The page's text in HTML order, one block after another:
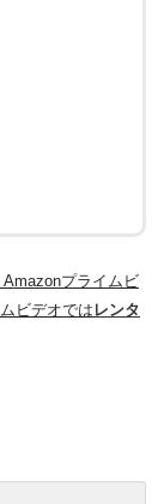
Amazonプライムビ
ビデオではレンタ